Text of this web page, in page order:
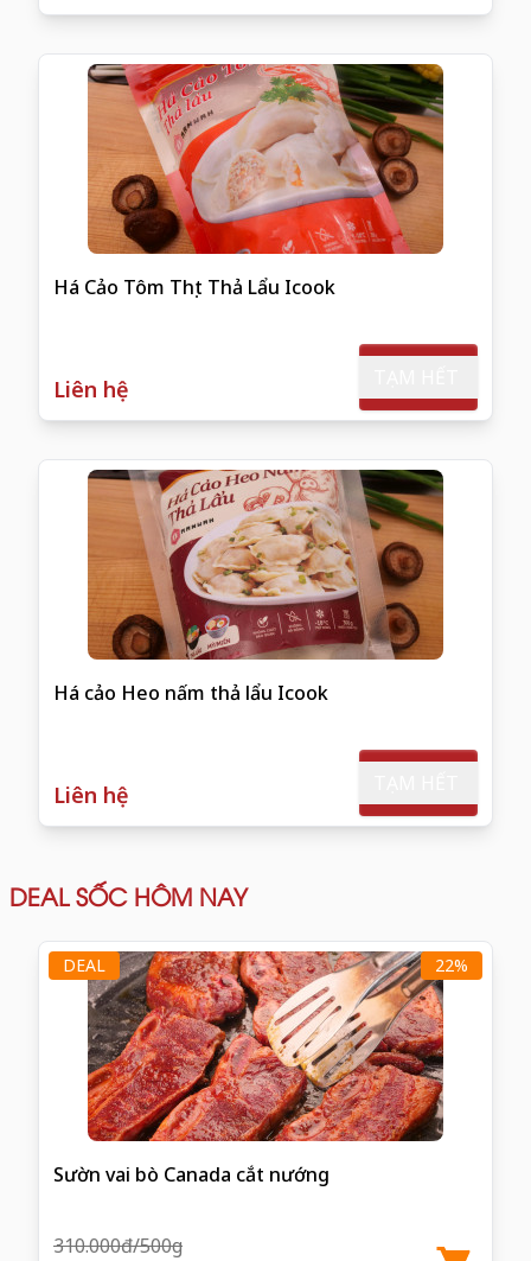
Há Cảo Tôm Thịt Thả Lẩu Icook
Liên hệ
Há cảo Heo nấm thả lẩu Icook
Liên hệ
DEAL SỐC HÔM NAY
DEAL 22%
Sườn vai bò Canada cắt nướng
310.000đ/500g